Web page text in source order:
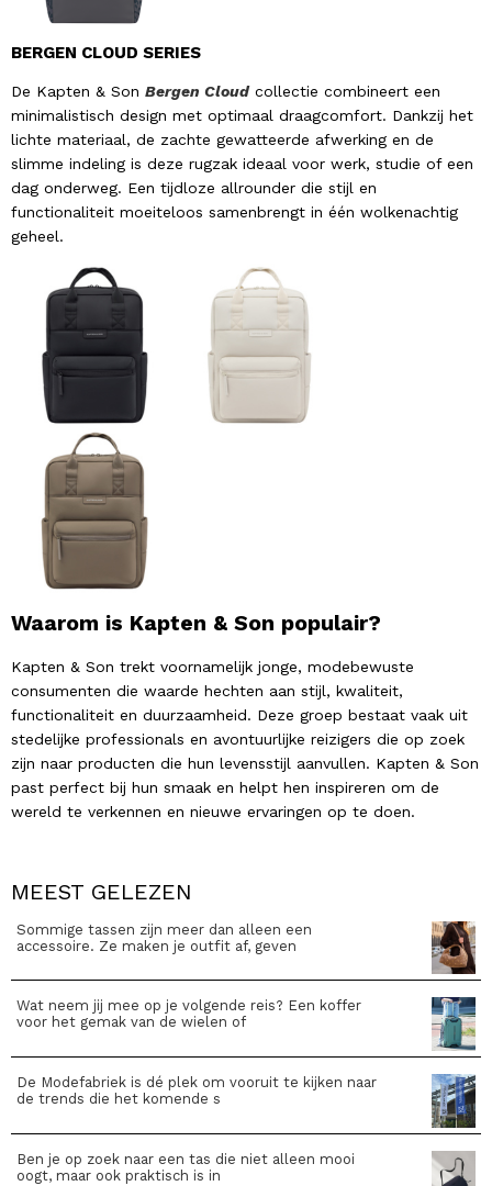
BERGEN CLOUD SERIES
De Kapten & Son Bergen Cloudcollectie combineert een
minimalistisch design met optimaal draagcomfort. Dankzij het
lichte materiaal, de zachte gewatteerde afwerking en de
slimme indeling is deze rugzak ideaal voor werk, studie of een
dag onderweg. Een tijdloze allrounder die stijl en
functionaliteit moeiteloos samenbrengt in één wolkenachtig
geheel.
Waarom is Kapten & Son populair?
Kapten & Son trekt voornamelijk jonge, modebewuste
consumenten die waarde hechten aan stijl, kwaliteit,
functionaliteit en duurzaamheid. Deze groep bestaat vaak uit
stedelijke professionals en avontuurlijke reizigers die op zoek
zijn naar producten die hun levensstijl aanvullen. Kapten & Son
past perfect bij hun smaak en helpt hen inspireren om de
wereld te verkennen en nieuwe ervaringen op te doen.
MEEST GELEZEN
Sommige tassen zijn meer dan alleen een
accessoire. Ze maken je outfit af, geven
Wat neem jij mee op je volgende reis? Een koffer
voor het gemak van de wielen of
De Modefabriek is dé plek om vooruit te kijken naar
de trends die het komende s
Ben je op zoek naar een tas die niet alleen mooi
oogt, maar ook praktisch is in